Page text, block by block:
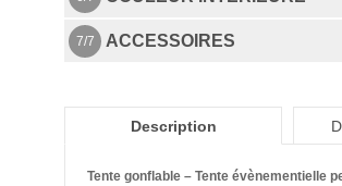
ACCESSOIRES
7/7
Description
Tente gonflable – Tente évènementielle